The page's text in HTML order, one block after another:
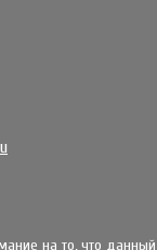
на то, что данный